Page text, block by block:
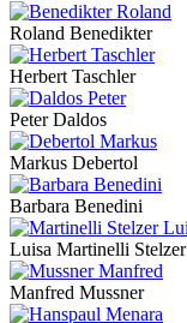
Roland Benedikter
Herbert Taschler
Peter Daldos
Markus Debertol
Barbara Benedini
Luisa Martinelli Stelzer
Manfred Mussner